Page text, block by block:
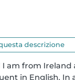
descrizione
am from
in English. In